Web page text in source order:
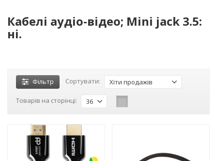
Кабелі аудіо-відео; Mini jack 3.5:
ні.
Фільтр Сортувати: Хіти продажів
Товарів на сторінці: 36